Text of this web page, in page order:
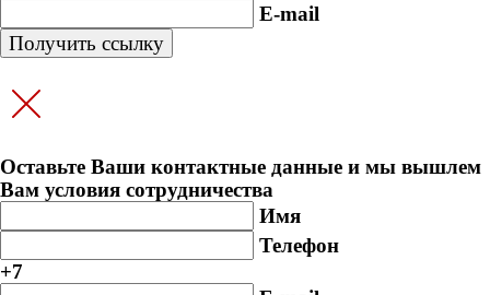
E-mail
Оставьте Ваши контактные данные и мы вышлем
Вам условия сотрудничества
Имя
Телефон
+7